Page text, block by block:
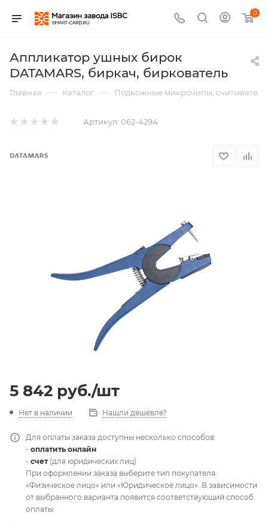
0
Аппликатор ушных бирок
DATAMARS, биркач, биркователь
Главная — Каталог — Подкожные микрочипы,
Артикул: 062-4294
5 842 руб./шт
Нет в наличии Нашли дешевле?
Для оплаты заказа доступны несколько способов:
- оплатить онлайн
- счет(для юридических лиц)
При оформлении заказа выберите тип покупателя:
«Физическое лицо» или «Юридическое лицо». В зависимости
от выбранного варианта появится соответствующий способ
оплаты.